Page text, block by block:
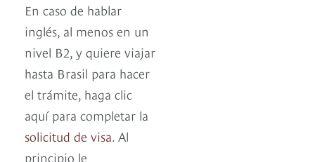
En caso de hablar
inglés, al menos en un
nivel B2, y quiere viajar
hasta Brasil para hacer
el trámite, haga clic
aquí para completar la
solicitud de visa. Al
principio le